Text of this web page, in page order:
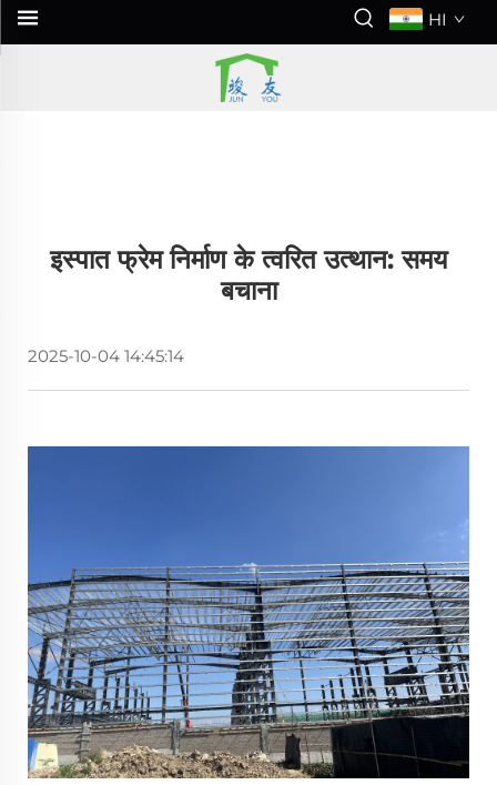
HI
इस्पात फ्रेम निर्माण के त्वरित उत्थान: समय
बचाना
2025-10-04 14:45:14